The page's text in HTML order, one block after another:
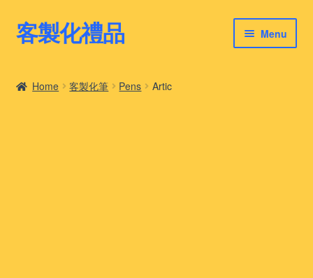
Skip
to
Skip
to
客製化禮品 Menu
Home 客製化筆 Pens Artic